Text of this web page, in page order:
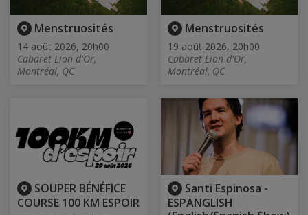
Menstruosités
14 août 2026, 20h00
Cabaret Lion d'Or,
Montréal, QC
Menstruosités
19 août 2026, 20h00
Cabaret Lion d'Or,
Montréal, QC
SOUPER BÉNÉFICE
COURSE 100 KM ESPOIR
Santi Espinosa -
ESPANGLISH